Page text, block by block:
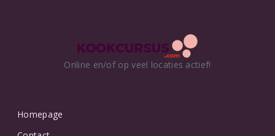
Online en/of op veel locaties actief!
Homepage